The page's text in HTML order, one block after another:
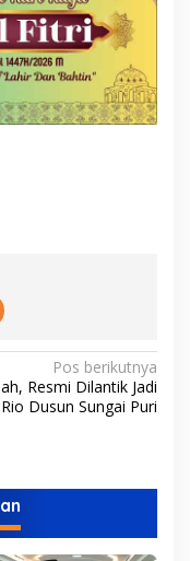
Pos berikutnya
Resmi Dilantik Jadi
Rio Dusun Sungai Puri